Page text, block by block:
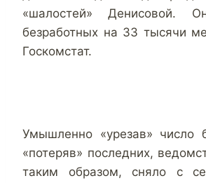
«шалостей» Денисовой.
безработных на 33 тысячи
Госкомстат.
Умышленно «урезав» число
«потеряв» последних,
таким образом, сняло с